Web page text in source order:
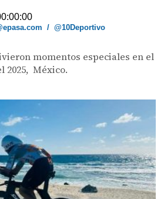
/@10Deportivo
momentos especiales en el
2025, México.